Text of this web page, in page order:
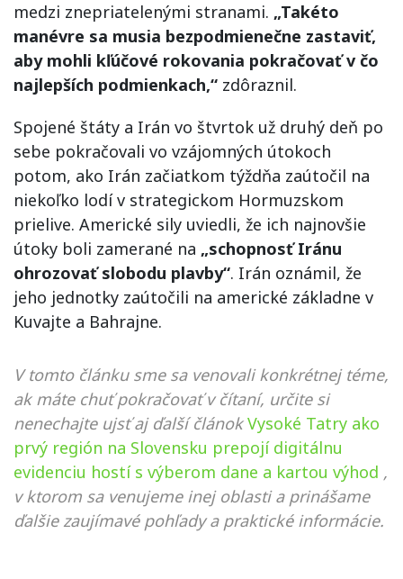
medzi znepriatelenými stranami. „Takéto
manévre sa musia bezpodmienečne zastaviť,
aby mohli kľúčové rokovania pokračovať v čo
najlepších podmienkach,“ zdôraznil.
Spojené štáty a Irán vo štvrtok už druhý deň po
sebe pokračovali vo vzájomných útokoch
potom, ako Irán začiatkom týždňa zaútočil na
niekoľko lodí v strategickom Hormuzskom
prielive. Americké sily uviedli, že ich najnovšie
útoky boli zamerané na „schopnosť Iránu
ohrozovať slobodu plavby“. Irán oznámil, že
jeho jednotky zaútočili na americké základne v
Kuvajte a Bahrajne.
V tomto článku sme sa venovali konkrétnej téme,
ak máte chuť pokračovať v čítaní, určite si
nenechajte ujsť aj ďalší článok Vysoké Tatry ako
prvý región na Slovensku prepojí digitálnu
evidenciu hostí s výberom dane a kartou výhod ,
v ktorom sa venujeme inej oblasti a prinášame
ďalšie zaujímavé pohľady a praktické informácie.